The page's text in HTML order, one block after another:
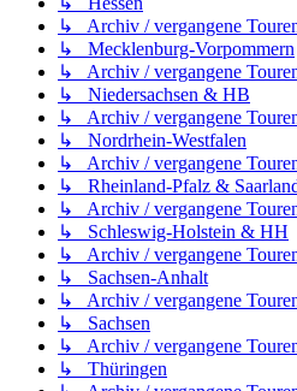
↳ Archiv / vergangene
↳ Mecklenburg-Vorpommern
↳ Archiv / vergangene
↳ Niedersachsen & HB
↳ Archiv / vergangene
↳ Nordrhein-Westfalen
↳ Archiv / vergangene
↳ Rheinland-Pfalz &
↳ Archiv / vergangene
↳ Schleswig-Holstein & HH
↳ Archiv / vergangene
↳ Sachsen-Anhalt
↳ Archiv / vergangene
↳ Sachsen
↳ Archiv / vergangene
↳ Thüringen